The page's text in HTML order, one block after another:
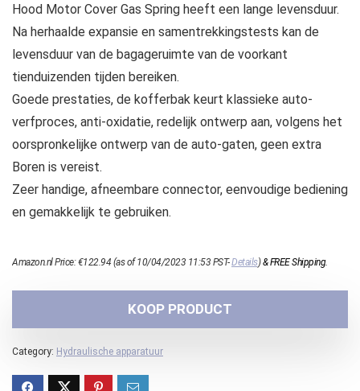
Hood Motor Cover Gas Spring heeft een lange levensduur.
Na herhaalde expansie en samentrekkingstests kan de
levensduur van de bagageruimte van de voorkant
tienduizenden tijden bereiken.
Goede prestaties, de kofferbak keurt klassieke auto-
verfproces, anti-oxidatie, redelijk ontwerp aan, volgens het
oorspronkelijke ontwerp van de auto-gaten, geen extra
Boren is vereist.
Zeer handige, afneembare connector, eenvoudige bediening
en gemakkelijk te gebruiken.
Amazon.nl Price:€122.94 (as of 10/04/2023 11:53 PST-Details)&FREE Shipping.
KOOP PRODUCT
Category: Hydraulische apparatuur